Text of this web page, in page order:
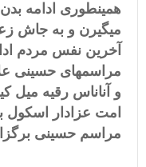
همینطوری ادامه
میگیرن و به جاش
آخرین نفس مردم
مراسمهای حسینی
و آناناس رقیه میل
امت عزادار اسکول
مراسم حسینی